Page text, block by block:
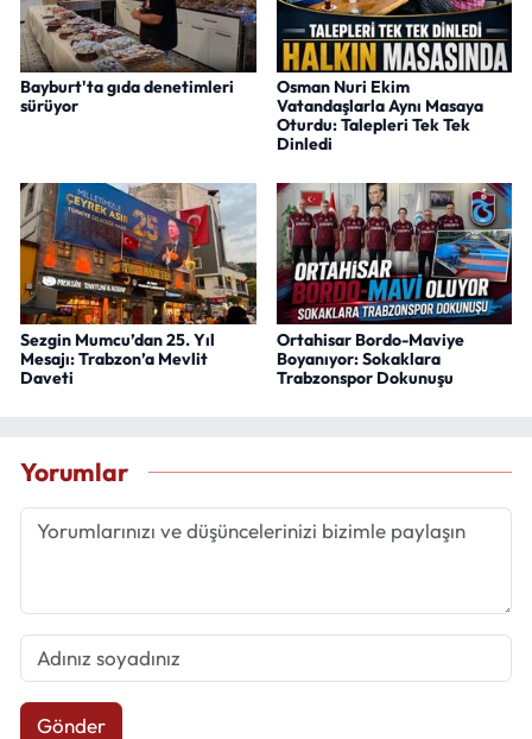
Bayburt'ta gıda denetimleri
sürüyor
Osman Nuri Ekim
Vatandaşlarla Aynı Masaya
Oturdu: Talepleri Tek Tek
Dinledi
Sezgin Mumcu’dan 25. Yıl
Mesajı: Trabzon’a Mevlit
Daveti
Ortahisar Bordo-Maviye
Boyanıyor: Sokaklara
Trabzonspor Dokunuşu
Yorumlar
Gönder